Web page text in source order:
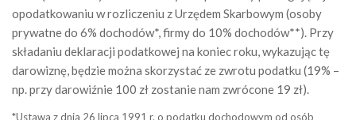
opodatkowaniu w rozliczeniu z Urzędem Skarbowym (osoby
prywatne do 6% dochodów*, firmy do 10% dochodów**). Przy
składaniu deklaracji podatkowej na koniec roku, wykazując tę
darowiznę, będzie można skorzystać ze zwrotu podatku (19% –
np. przy darowiźnie 100 zł zostanie nam zwrócone 19 zł).
*Ustawa z dnia 26 lipca 1991 r. o podatku dochodowym od osób